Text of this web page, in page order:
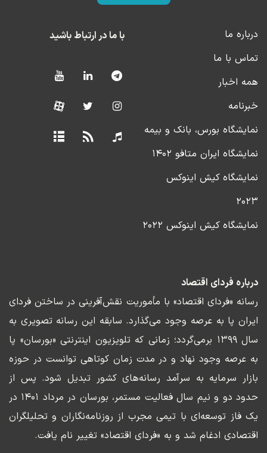
درباره ما
تماس با ما
همه اخبار
خبرنامه
نمایشگاه بورس، بانک و بیمه
نمایشگاه ایران متافو ۱۴۰۲
نمایشگاه کیش اینوکس
۲۰۲۳
نمایشگاه کیش اینوکس ۲۰۲۲
با ما در ارتباط باشید
درباره فردای اقتصاد
رسانه «فردای اقتصاد» با مأموریت نقش‌آفرینی در ساختن فردای
ایران پا به عرصه وجود می‌گذارد. سابقه این رسانه تصویری به
سال ۱۳۹۹ برمی‌گردد؛ زمانی که تلویزیون اینترنتی «بورسان» پا
به عرصه وجود نهاد و در مدت زمان کوتاهی توانست در حوزه
بازار سرمایه به سرآمد رسانه‌های کشور تبدیل شود. پس از
حدود دو و نیم سال فعالیت مستمر، بورسان در مرداد ۱۴۰۱ در
یک فاز توسعه‌ای با تیمی مجرب از روزنامه‌نگاران و تحلیلگران
اقتصادی ادغام شد و به «فردای اقتصاد» تغییر نام یافت.